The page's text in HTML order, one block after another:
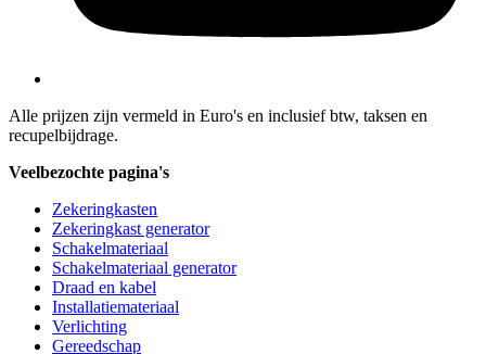
Alle prijzen zijn vermeld in Euro's en inclusief btw, taksen en
recupelbijdrage.
Veelbezochte pagina's
Zekeringkasten
Zekeringkast generator
Schakelmateriaal
Schakelmateriaal generator
Draad en kabel
Installatiemateriaal
Verlichting
Gereedschap